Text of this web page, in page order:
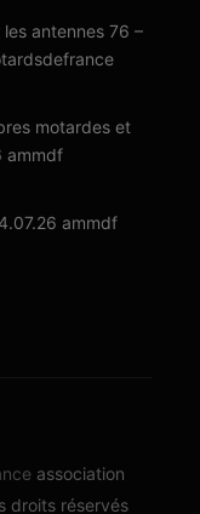
antennes 76 –
motardes et
ammdf
ammdf
association
droits réservés